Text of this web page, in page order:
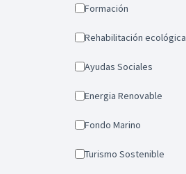
Formación
Rehabilitación ecológica
Ayudas Sociales
Energia Renovable
Fondo Marino
Turismo Sostenible